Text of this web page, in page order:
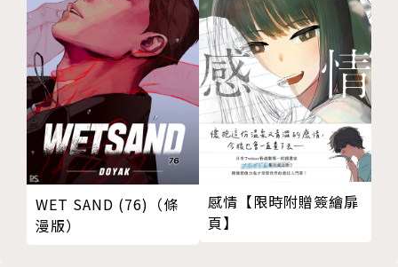
WET SAND (76)（條
漫版）
感情【限時附贈簽繪扉
頁】